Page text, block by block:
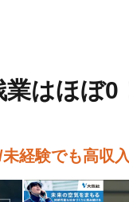
はほぼ0
経験でも高収